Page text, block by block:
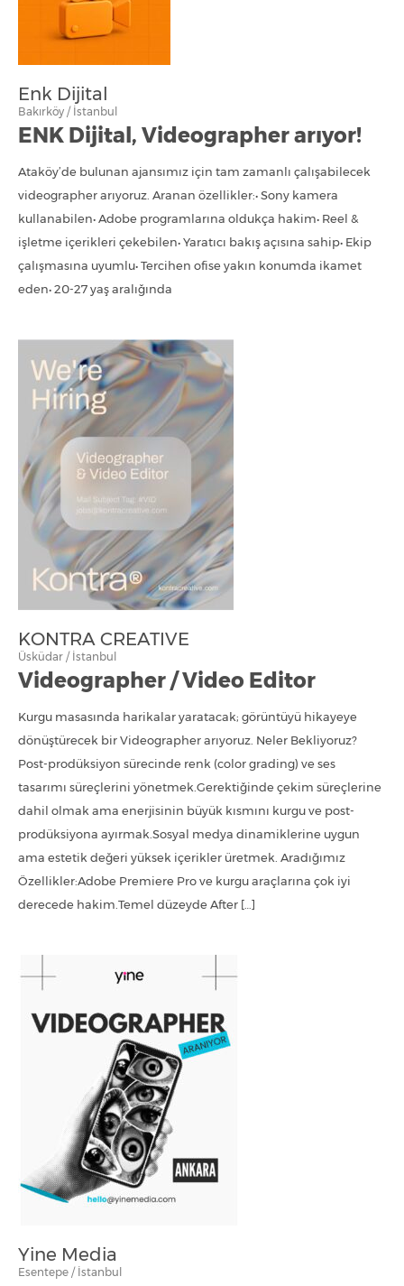
Enk Dijital
Bakırköy / İstanbul
ENK Dijital, Videographer arıyor!
Ataköy’de bulunan ajansımız için tam zamanlı çalışabilecek
videographer arıyoruz. Aranan özellikler:• Sony kamera
kullanabilen• Adobe programlarına oldukça hakim• Reel &
işletme içerikleri çekebilen• Yaratıcı bakış açısına sahip• Ekip
çalışmasına uyumlu• Tercihen ofise yakın konumda ikamet
eden• 20-27 yaş aralığında
KONTRA CREATIVE
Üsküdar / İstanbul
Videographer / Video Editor
Kurgu masasında harikalar yaratacak; görüntüyü hikayeye
dönüştürecek bir Videographer arıyoruz. Neler Bekliyoruz?
Post-prodüksiyon sürecinde renk (color grading) ve ses
tasarımı süreçlerini yönetmek.Gerektiğinde çekim süreçlerine
dahil olmak ama enerjisinin büyük kısmını kurgu ve post-
prodüksiyona ayırmak.Sosyal medya dinamiklerine uygun
ama estetik değeri yüksek içerikler üretmek. Aradığımız
Özellikler:Adobe Premiere Pro ve kurgu araçlarına çok iyi
derecede hakim.Temel düzeyde After […]
Yine Media
Esentepe / İstanbul